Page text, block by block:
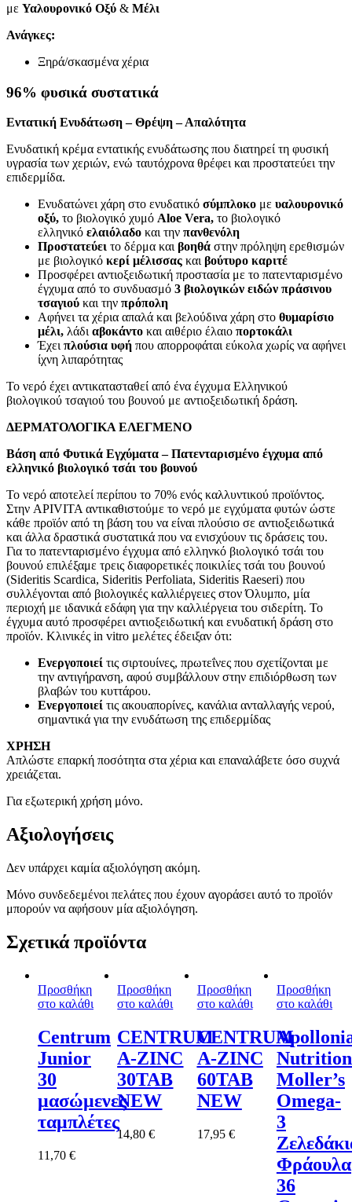
με Υαλουρονικό Οξύ & Μέλι
Ανάγκες:
Ξηρά/σκασμένα χέρια
96% φυσικά συστατικά
Εντατική Ενυδάτωση – Θρέψη – Απαλότητα
Ενυδατική κρέμα εντατικής ενυδάτωσης που διατηρεί τη φυσική
υγρασία των χεριών, ενώ ταυτόχρονα θρέφει και προστατεύει την
επιδερμίδα.
Ενυδατώνει χάρη στο ενυδατικό σύμπλοκο με υαλουρονικό
οξύ, το βιολογικό χυμό Aloe Vera, το βιολογικό
ελληνικό ελαιόλαδο και την πανθενόλη
Προστατεύει το δέρμα και βοηθά στην πρόληψη ερεθισμών
με βιολογικό κερί μέλισσας και βούτυρο καριτέ
Προσφέρει αντιοξειδωτική προστασία με το πατενταρισμένο
έγχυμα από το συνδυασμό 3 βιολογικών ειδών πράσινου
τσαγιού και την πρόπολη
Αφήνει τα χέρια απαλά και βελούδινα χάρη στο θυμαρίσιο
μέλι, λάδι αβοκάντο και αιθέριο έλαιο πορτοκάλι
Έχει πλούσια υφή που απορροφάται εύκολα χωρίς να αφήνει
ίχνη λιπαρότητας
Το νερό έχει αντικατασταθεί από ένα έγχυμα Ελληνικού
βιολογικού τσαγιού του βουνού με αντιοξειδωτική δράση.
ΔΕΡΜΑΤΟΛΟΓΙΚΑ ΕΛΕΓΜΕΝΟ
Βάση από Φυτικά Εγχύματα – Πατενταρισμένο έγχυμα από
ελληνικό βιολογικό τσάι του βουνού
Το νερό αποτελεί περίπου το 70% ενός καλλυντικού προϊόντος.
Στην APIVITA αντικαθιστούμε το νερό με εγχύματα φυτών ώστε
κάθε προϊόν από τη βάση του να είναι πλούσιο σε αντιοξειδωτικά
και άλλα δραστικά συστατικά που να ενισχύουν τις δράσεις του.
Για το πατενταρισμένο έγχυμα από ελληνκό βιολογικό τσάι του
βουνού επιλέξαμε τρεις διαφορετικές ποικιλίες τσάι του βουνού
(Sideritis Scardica, Sideritis Perfoliata, Sideritis Raeseri) που
συλλέγονται από βιολογικές καλλιέργειες στον Όλυμπο, μία
περιοχή με ιδανικά εδάφη για την καλλιέργεια του σιδερίτη. Το
έγχυμα αυτό προσφέρει αντιοξειδωτική και ενυδατική δράση στο
προϊόν. Κλινικές in vitro μελέτες έδειξαν ότι:
Ενεργοποιεί τις σιρτουίνες, πρωτεΐνες που σχετίζονται με
την αντιγήρανση, αφού συμβάλλουν στην επιδιόρθωση των
βλαβών του κυττάρου.
Ενεργοποιεί τις ακουαπορίνες, κανάλια ανταλλαγής νερού,
σημαντικά για την ενυδάτωση της επιδερμίδας
ΧΡΗΣΗ
Απλώστε επαρκή ποσότητα στα χέρια και επαναλάβετε όσο συχνά
χρειάζεται.
Για εξωτερική χρήση μόνο.
Αξιολογήσεις
Δεν υπάρχει καμία αξιολόγηση ακόμη.
Μόνο συνδεδεμένοι πελάτες που έχουν αγοράσει αυτό το προϊόν
μπορούν να αφήσουν μία αξιολόγηση.
Σχετικά προϊόντα
Προσθήκη
στο καλάθι
Centrum
Junior
30
μασώμενες
ταμπλέτες
11,70 €
Προσθήκη
στο καλάθι
CENTRUM
A-ZINC
30TAB
NEW
14,80€
Προσθήκη
στο καλάθι
CENTRUM
A-ZINC
60TAB
NEW
17,95 €
Προσθήκη
στο καλάθι
Nutrition
Moller’s
Omega-
3
Φράουλα
36